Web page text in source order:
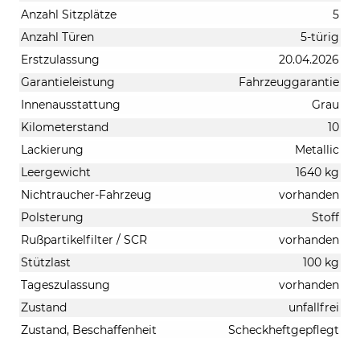
Anzahl Sitzplätze
5
Anzahl Türen
5-türig
Erstzulassung
20.04.2026
Garantieleistung
Fahrzeuggarantie
Innenausstattung
Grau
Kilometerstand
10
Lackierung
Metallic
Leergewicht
1640 kg
Nichtraucher-Fahrzeug
vorhanden
Polsterung
Stoff
Rußpartikelfilter / SCR
vorhanden
Stützlast
100 kg
Tageszulassung
vorhanden
Zustand
unfallfrei
Zustand, Beschaffenheit
Scheckheftgepflegt